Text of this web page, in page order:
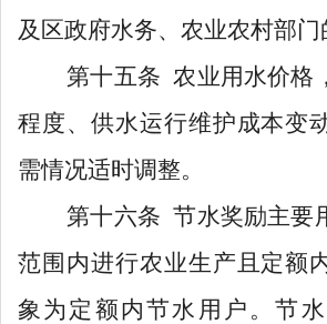
及 区政府水务、 农业农村部门
第十五条 农业用水价格
程度、供水运行维护成本变
需情况适时调整。
第十六条 节水奖励主要
范围内进行农业生产且定额
象为定额内节水用户。节